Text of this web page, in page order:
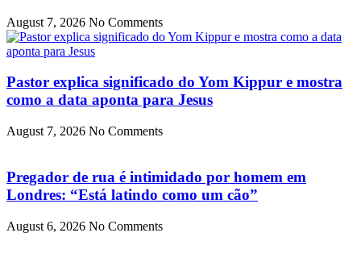
August 7, 2026 No Comments
Pastor explica significado do Yom Kippur e mostra
como a data aponta para Jesus
August 7, 2026 No Comments
Pregador de rua é intimidado por homem em
Londres: “Está latindo como um cão”
August 6, 2026 No Comments